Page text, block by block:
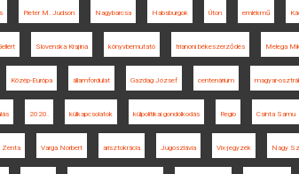
Pieter M. Judson Nagybarcsa Habsburgok Úton emlékmű
Slovenska Krajina könyvbemutató trianoni békeszerződés Melega
Közép-Európa államfordulat Gazdag József centenárium magyar-
2020. külkapcsolatok külpolitikai gondolkodás Regio Csinta Samu
Zenta Varga Norbert arisztokrácia Jugoszlávia Vix-jegyzék Nagy